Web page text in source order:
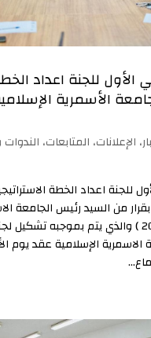
الأول للجنة اعداد
الأسمرية
، الإعلانات، المتابعات،
للجنة اعداد الخطة
من السيد رئيس الجامعة
رقم ( 378 لسنة2024 ) والذي يتم بموجبه
الاسمرية الإسلامية عقد يوم